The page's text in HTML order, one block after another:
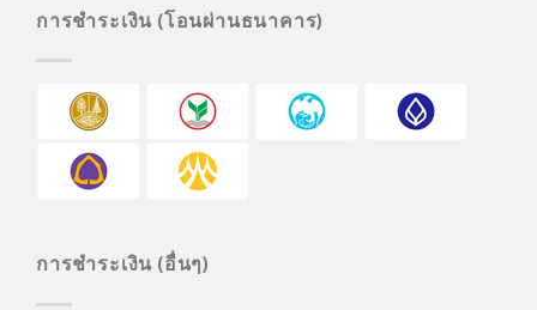
การชำระเงิน (โอนผ่านธนาคาร)
การชำระเงิน (อื่นๆ)